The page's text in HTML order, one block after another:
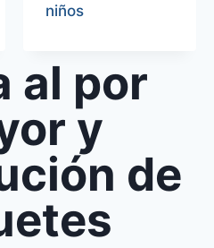
niños
al por
y
de